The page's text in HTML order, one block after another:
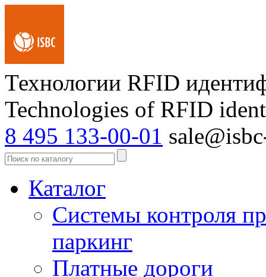
Технологии RFID
Technologies of RFID
8 495 133-00-01
Каталог
Системы контроля
паркинг
Платные дороги